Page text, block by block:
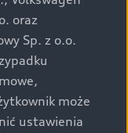
i
sprzedaży, a
Zastrzegamy
informacje
dzień ich
oraz
Sp. z o.o.
może
ustawienia